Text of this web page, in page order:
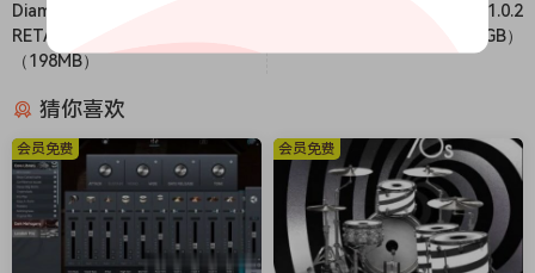
evolve while simultaneously maintaining the
dynamic/timbre)
•Short, responsive release samples
•One mic position – recorded at a moderately close
distance in a hall with a stereo pair
•48kHz / 24bit
•NCW-compressed, ~517.2 MB total
•Built for Kontakt 5.8.1 and above – full, retail version of
Kontakt required
Diamond Loopz Slapz 2 VST
RETAiL [WiN, MacOSX]
（198MB）
Instruments Valves v1.0.2
[KONTAKT]（10.84GB）
猜你喜欢
会员免费 会员免费